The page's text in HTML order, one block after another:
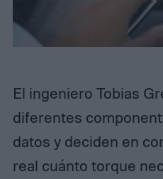
El ingeniero Tobias
diferentes
datos y deciden en
real cuánto torque